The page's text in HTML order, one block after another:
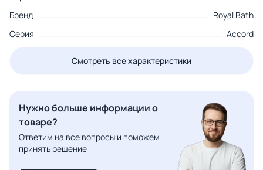
Бренд
Royal Bath
Серия
Accord
Смотреть все характеристики
Нужно больше информации о
товаре?
Ответим на все вопросы и поможем
принять решение